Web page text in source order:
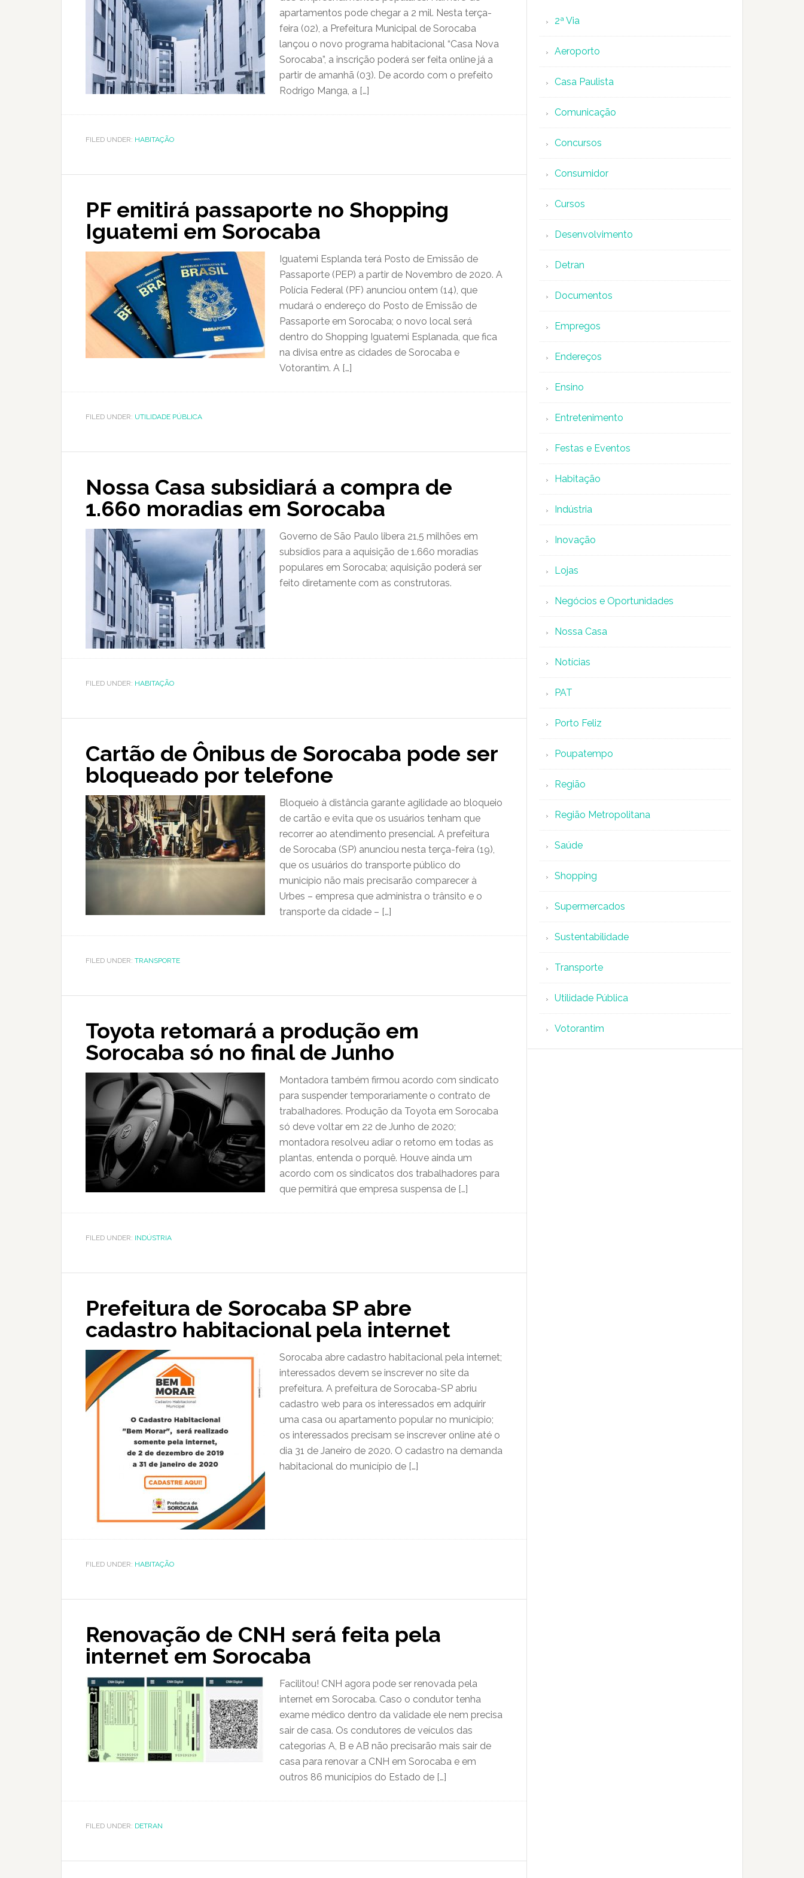
apartamentos pode chegar a 2 mil. Nesta terça-
feira (02), a Prefeitura Municipal de Sorocaba
lançou o novo programa habitacional “Casa Nova
Sorocaba”, a inscrição poderá ser feita online já a
partir de amanhã (03). De acordo com o prefeito
Rodrigo Manga, a […]
FILED UNDER: HABITAÇÃO
PF emitirá passaporte no Shopping
Iguatemi em Sorocaba
Iguatemi Esplanda terá Posto de Emissão de
Passaporte (PEP) a partir de Novembro de 2020. A
Polícia Federal (PF) anunciou ontem (14), que
mudará o endereço do Posto de Emissão de
Passaporte em Sorocaba; o novo local será
dentro do Shopping Iguatemi Esplanada, que fica
na divisa entre as cidades de Sorocaba e
Votorantim. A […]
FILED UNDER: UTILIDADE PÚBLICA
Nossa Casa subsidiará a compra de
1.660 moradias em Sorocaba
Governo de São Paulo libera 21,5 milhões em
subsídios para a aquisição de 1.660 moradias
populares em Sorocaba; aquisição poderá ser
feito diretamente com as construtoras.
FILED UNDER: HABITAÇÃO
Cartão de Ônibus de Sorocaba pode ser
bloqueado por telefone
Bloqueio à distância garante agilidade ao bloqueio
de cartão e evita que os usuários tenham que
recorrer ao atendimento presencial. A prefeitura
de Sorocaba (SP) anunciou nesta terça-feira (19),
que os usuários do transporte público do
município não mais precisarão comparecer à
Urbes – empresa que administra o trânsito e o
transporte da cidade – […]
FILED UNDER: TRANSPORTE
Toyota retomará a produção em
Sorocaba só no final de Junho
Montadora também firmou acordo com sindicato
para suspender temporariamente o contrato de
trabalhadores. Produção da Toyota em Sorocaba
só deve voltar em 22 de Junho de 2020;
montadora resolveu adiar o retorno em todas as
plantas, entenda o porquê. Houve ainda um
acordo com os sindicatos dos trabalhadores para
que permitirá que empresa suspensa de […]
FILED UNDER: INDÚSTRIA
Prefeitura de Sorocaba SP abre
cadastro habitacional pela internet
Sorocaba abre cadastro habitacional pela internet;
interessados devem se inscrever no site da
prefeitura. A prefeitura de Sorocaba-SP abriu
cadastro web para os interessados em adquirir
uma casa ou apartamento popular no município;
os interessados precisam se inscrever online até o
dia 31 de Janeiro de 2020. O cadastro na demanda
habitacional do município de […]
FILED UNDER: HABITAÇÃO
Renovação de CNH será feita pela
internet em Sorocaba
Facilitou! CNH agora pode ser renovada pela
internet em Sorocaba. Caso o condutor tenha
exame médico dentro da validade ele nem precisa
sair de casa. Os condutores de veículos das
categorias A, B e AB não precisarão mais sair de
casa para renovar a CNH em Sorocaba e em
outros 86 municípios do Estado de […]
FILED UNDER: DETRAN
2ª Via
Aeroporto
Casa Paulista
Comunicação
Concursos
Consumidor
Cursos
Desenvolvimento
Detran
Documentos
Empregos
Endereços
Ensino
Entretenimento
Festas e Eventos
Habitação
Indústria
Inovação
Lojas
Negócios e Oportunidades
Nossa Casa
Notícias
PAT
Porto Feliz
Poupatempo
Região
Região Metropolitana
Saúde
Shopping
Supermercados
Sustentabilidade
Transporte
Utilidade Pública
Votorantim